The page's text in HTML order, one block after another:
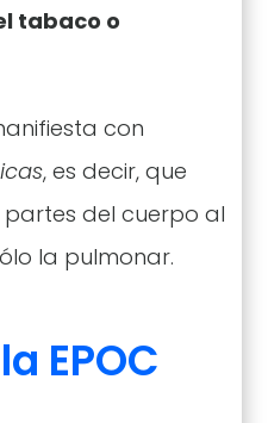
tabaco o
con
, es decir, que
del cuerpo al
la pulmonar.
EPOC